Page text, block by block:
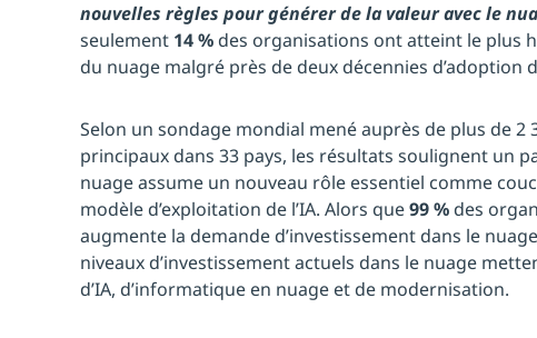
nouvelles règles pour générer de la valeur avec le
seulement 14 % des organisations ont atteint le plus
du nuage malgré près de deux décennies d’adoption
Selon un sondage mondial mené auprès de plus de 2
principaux dans 33 pays, les résultats soulignent un
nuage assume un nouveau rôle essentiel comme
modèle d’exploitation de l’IA. Alors que99 % des
augmente la demande d’investissement dans le
niveaux d’investissement actuels dans le nuage
d’IA, d’informatique en nuage et de modernisation.